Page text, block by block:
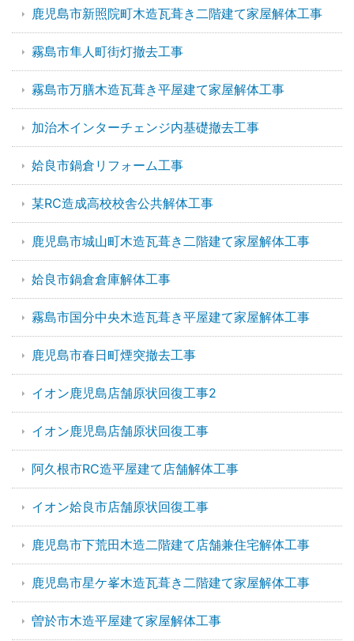
鹿児島市新照院町木造瓦葺き二階建て家屋解体工事
霧島市隼人町街灯撤去工事
霧島市万膳木造瓦葺き平屋建て家屋解体工事
加治木インターチェンジ内基礎撤去工事
姶良市鍋倉リフォーム工事
某RC造成高校校舎公共解体工事
鹿児島市城山町木造瓦葺き二階建て家屋解体工事
姶良市鍋倉倉庫解体工事
霧島市国分中央木造瓦葺き平屋建て家屋解体工事
鹿児島市春日町煙突撤去工事
イオン鹿児島店舗原状回復工事2
イオン鹿児島店舗原状回復工事
阿久根市RC造平屋建て店舗解体工事
イオン姶良市店舗原状回復工事
鹿児島市下荒田木造二階建て店舗兼住宅解体工事
鹿児島市星ケ峯木造瓦葺き二階建て家屋解体工事
曽於市木造平屋建て家屋解体工事